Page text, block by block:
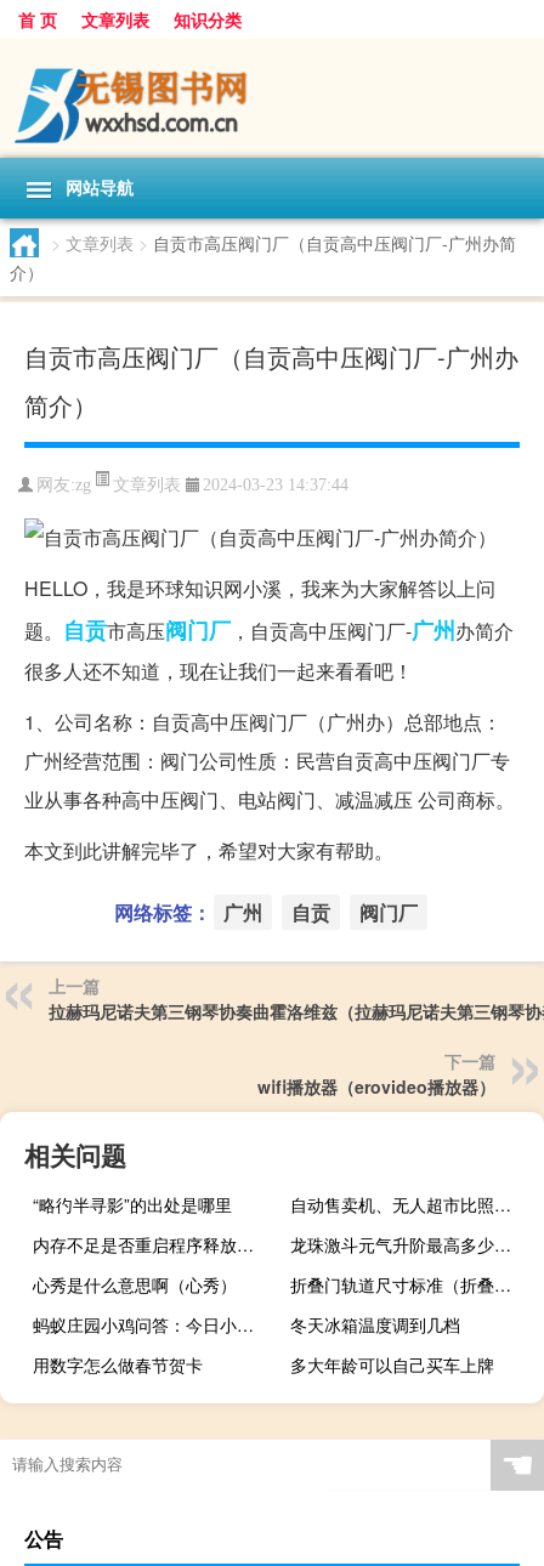
首 页 文章列表 知识分类
网站导航
> 文章列表 > 自贡市高压阀门厂（自贡高中压阀门厂-广州办简
介）
自贡市高压阀门厂（自贡高中压阀门厂-广州办
简介）
网友:zg 文章列表 2024-03-23 14:37:44
HELLO，我是环球知识网小溪，我来为大家解答以上问
题。 自贡市高压阀门厂 ，自贡高中压阀门厂-广州办简介
很多人还不知道，现在让我们一起来看看吧！
1、公司名称：自贡高中压阀门厂（广州办）总部地点：
广州经营范围：阀门公司性质：民营自贡高中压阀门厂专
业从事各种高中压阀门、电站阀门、减温减压 公司商标。
本文到此讲解完毕了，希望对大家有帮助。
网络标签： 广州 自贡 阀门厂
上一篇
拉赫玛尼诺夫第三钢琴协奏曲霍洛维兹（拉赫玛尼诺夫第三钢琴
下一篇
wⅰfⅰ播放器（erovideo播放器）
相关问题
“略彴半寻影”的出处是哪里
自动售卖机、无人超市比照电商接受监管
内存不足是否重启程序释放内存（内存不足）
龙珠激斗元气升阶最高多少级（龙珠激斗怎么发元气弹）
心秀是什么意思啊（心秀）
折叠门轨道尺寸标准（折叠门要上轨道好 还是下轨道好）
蚂蚁庄园小鸡问答：今日小鸡庄园答题的答案2021年6月9日
冬天冰箱温度调到几档
用数字怎么做春节贺卡
多大年龄可以自己买车上牌
☚
公告